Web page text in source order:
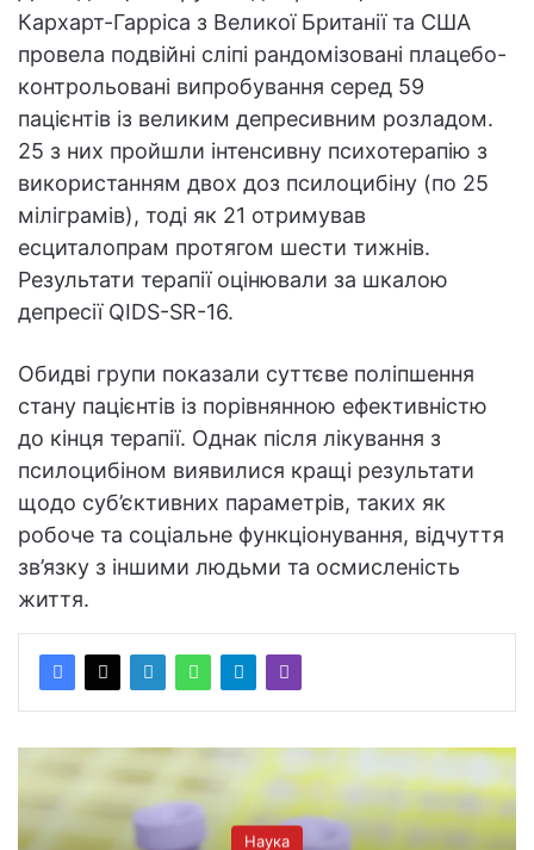
Кархарт-Гарріса з Великої Британії та США
провела подвійні сліпі рандомізовані плацебо-
контрольовані випробування серед 59
пацієнтів із великим депресивним розладом.
25 з них пройшли інтенсивну психотерапію з
використанням двох доз псилоцибіну (по 25
міліграмів), тоді як 21 отримував
есциталопрам протягом шести тижнів.
Результати терапії оцінювали за шкалою
депресії QIDS-SR-16.
Обидві групи показали суттєве поліпшення
стану пацієнтів із порівнянною ефективністю
до кінця терапії. Однак після лікування з
псилоцибіном виявилися кращі результати
щодо суб’єктивних параметрів, таких як
робоче та соціальне функціонування, відчуття
зв’язку з іншими людьми та осмисленість
життя.
Наука